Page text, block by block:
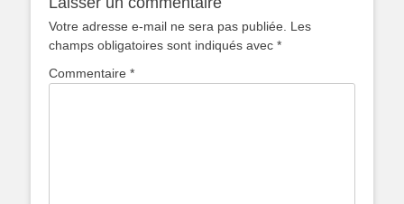
Votre adresse e-mail ne sera pas publiée.
Les
champs obligatoires sont indiqués avec *
Commentaire *